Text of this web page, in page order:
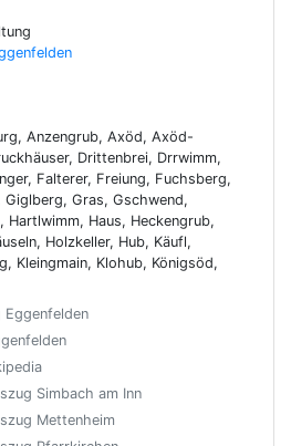
Anzengrub, Axöd, Axöd-
Drittenbrei, Drrwimm,
Falterer, Freiung, Fuchsberg,
Giglberg, Gras, Gschwend,
Hartlwimm, Haus, Heckengrub,
Holzkeller, Hub, Käufl,
Kleingmain, Klohub, Königsöd,
Eggenfelden
Simbach am Inn
Mettenheim